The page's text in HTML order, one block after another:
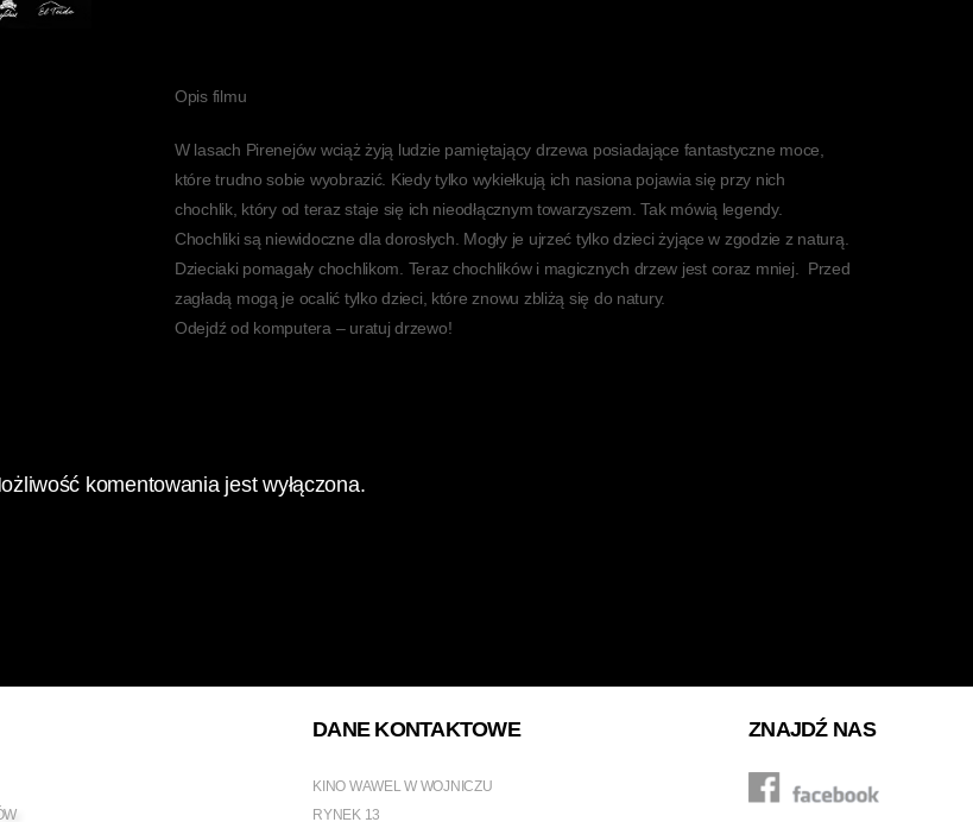
Opis filmu
W lasach Pirenejów wciąż żyją ludzie pamiętający drzewa posiadające fantastyczne moce,
które trudno sobie wyobrazić. Kiedy tylko wykiełkują ich nasiona pojawia się przy nich
chochlik, który od teraz staje się ich nieodłącznym towarzyszem. Tak mówią legendy.
Chochliki są niewidoczne dla dorosłych. Mogły je ujrzeć tylko dzieci żyjące w zgodzie z naturą.
Dzieciaki pomagały chochlikom. Teraz chochlików i magicznych drzew jest coraz mniej. Przed
zagładą mogą je ocalić tylko dzieci, które znowu zbliżą się do natury.
Odejdź od komputera – uratuj drzewo!
komentowania jest wyłączona.
DANE KONTAKTOWE
KINO WAWEL W WOJNICZU
RYNEK 13
ZNAJDŹ NAS